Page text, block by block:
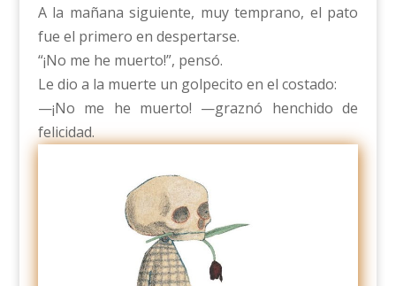
A la mañana siguiente, muy temprano, el pato
fue el primero en despertarse.
“¡No me he muerto!”, pensó.
Le dio a la muerte un golpecito en el costado:
—¡No me he muerto! —graznó henchido de
felicidad.